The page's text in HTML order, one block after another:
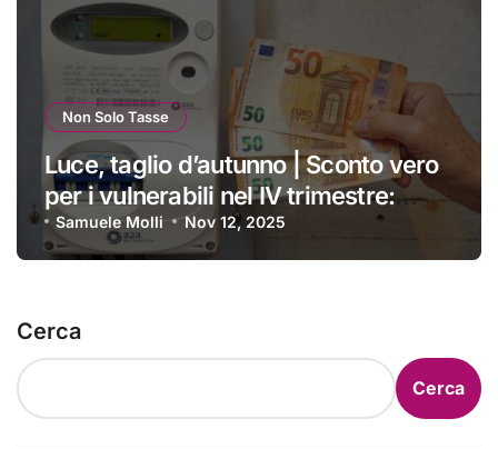
Non Solo Tasse
Luce, taglio d’autunno | Sconto vero
per i vulnerabili nel IV trimestre:
ecco a chi si applica e come
ottenerlo
Samuele Molli Nov 12, 2025
Cerca
Cerca